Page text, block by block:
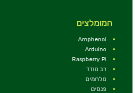
המומלצים
Amphenol
Arduino
Raspberry Pi
רב מודד
מלחמים
פנסים